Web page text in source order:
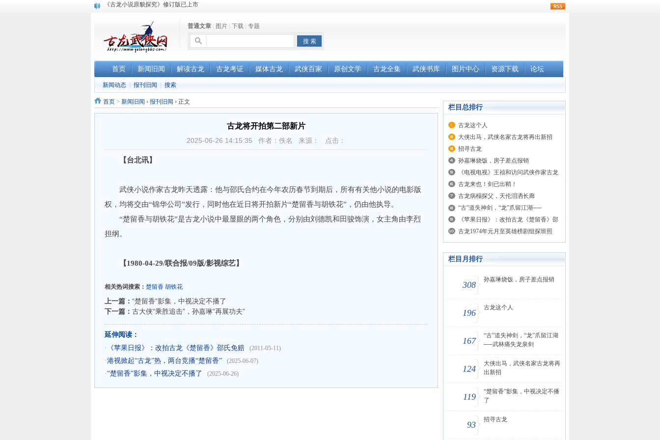
顾雪衣《古龙武侠小说知见录》上市
普通文章 图片 下载 专题
首页 新闻旧闻 解读古龙 古龙考证 媒体古龙 武侠百家 原创文学 古龙全集 武侠书库 图片中心 资源下载 论坛
新闻动态 报刊旧闻 搜索
首页 > 新闻旧闻 › 报刊旧闻 › 正文
古龙将开拍第二部新片
2025-06-26 14:15:35 作者：佚名 来源： 点击：
【台北讯】
武侠小说作家古龙昨天透露：他与邵氏合约在今年农历春节到期后，所有有关他小说的电影版
权，均将交由“锦华公司”发行，同时他在近日将开拍新片“楚留香与胡铁花”，仍由他执导。
“楚留香与胡铁花”是古龙小说中最显眼的两个角色，分别由刘德凯和田骏饰演，女主角由李烈
担纲。
【1980-04-29/联合报/09版/影视综艺】
相关热词搜索： 楚留香 胡铁花
上一篇： “楚留香”影集，中视决定不播了
下一篇： 古大侠“乘胜追击”，孙嘉琳“再展功夫”
延伸阅读：
· 《苹果日报》：改拍古龙《楚留香》邵氏免赔 (2011-05-11)
·港视掀起“古龙”热，两台竞播“楚留香” (2025-06-07)
·“楚留香”影集，中视决定不播了 (2025-06-26)
栏目总排行
古龙这个人
大侠出马，武侠名家古龙将再出新招
招寻古龙
孙嘉琳烧饭，房子差点报销
《电视电视》王祯和访问武侠作家古龙
古龙来也！剑已出鞘！
古龙病榻探父，天伦泪洒长廊
“古”道失神剑，“龙”爪留江湖──
《苹果日报》：改拍古龙《楚留香》邵
古龙1974年元月至英雄榜剧组探班照
栏目月排行
308
孙嘉琳烧饭，房子差点报销
196
古龙这个人
167
“古”道失神剑，“龙”爪留江湖
──武林痛失龙泉剑
124
大侠出马，武侠名家古龙将再
出新招
119
“楚留香”影集，中视决定不播
了
93
招寻古龙